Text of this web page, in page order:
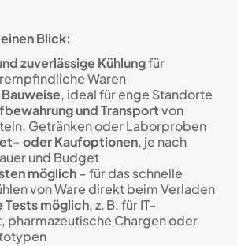
Blick:
zuverlässige Kühlungfür
Waren
, ideal für enge Standorte
und Transportvon
Getränken oder Laborproben
oder Kaufoptionen, je nach
und Budget
möglich– für das schnelle
von Ware direkt beim Verladen
Tests möglich, z. B. für IT-
pharmazeutische Chargen oder